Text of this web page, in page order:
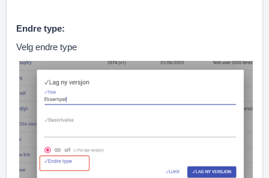
Endre type:
Velg endre type